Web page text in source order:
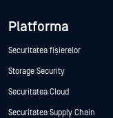
Platforma
Securitatea fișierelor
Storage Security
Securitatea Cloud
Securitatea Supply Chain